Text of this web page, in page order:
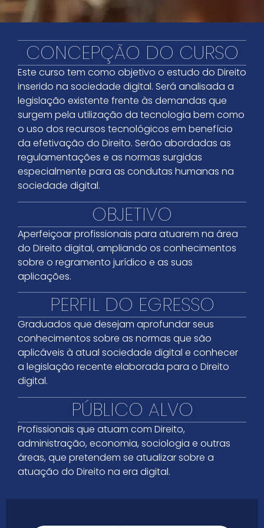
CONCEPÇÃO DO CURSO
Este curso tem como objetivo o estudo do Direito
inserido na sociedade digital. Será analisada a
legislação existente frente às demandas que
surgem pela utilização da tecnologia bem como
o uso dos recursos tecnológicos em benefício
da efetivação do Direito. Serão abordadas as
regulamentações e as normas surgidas
especialmente para as condutas humanas na
sociedade digital.
OBJETIVO
Aperfeiçoar profissionais para atuarem na área
do Direito digital, ampliando os conhecimentos
sobre o regramento jurídico e as suas
aplicações.
PERFIL DO EGRESSO
Graduados que desejam aprofundar seus
conhecimentos sobre as normas que são
aplicáveis à atual sociedade digital e conhecer
a legislação recente elaborada para o Direito
digital.
PÚBLICO ALVO
Profissionais que atuam com Direito,
administração, economia, sociologia e outras
áreas, que pretendem se atualizar sobre a
atuação do Direito na era digital.